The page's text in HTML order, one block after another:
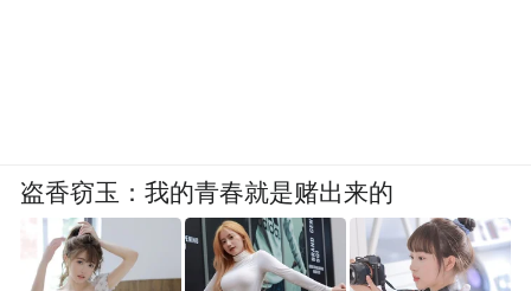
盗香窃玉：我的青春就是赌出来的